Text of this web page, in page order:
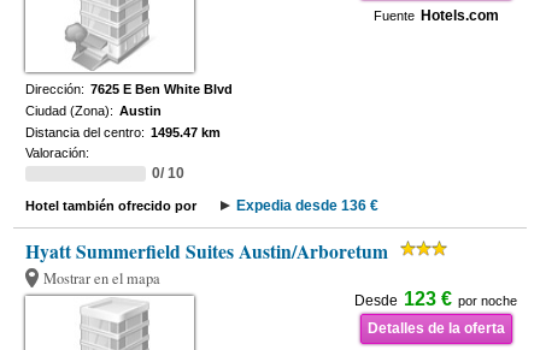
Fuente Hotels.com
Dirección: 7625 E Ben White Blvd
Ciudad (Zona): Austin
Distancia del centro: 1495.47 km
Valoración:
0/ 10
Hotel también ofrecido por Expedia desde 136 €
Hyatt Summerfield Suites Austin/Arboretum
Mostrar en el mapa
Desde 123 € por noche
Detalles de la oferta